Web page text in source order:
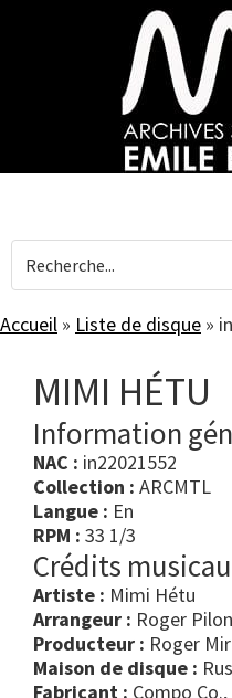
Accueil » Liste de disque »
MIMI HÉTU
Information
NAC : in22021552
Collection : ARCMTL
Langue : En
RPM : 33 1/3
Crédits
Artiste : Mimi Hétu
Arrangeur : Roger Pilon
Producteur : Roger
Maison de disque :
Fabricant : Compo